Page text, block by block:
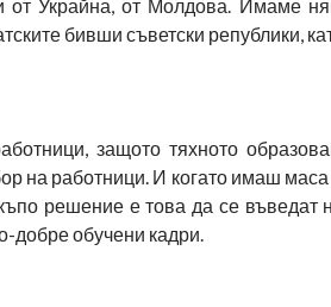
от Украйна, от Молдова. Имаме
бивши съветски републики,
защото тяхното
на работници. И когато имаш
решение е това да се въведат
добре обучени кадри.